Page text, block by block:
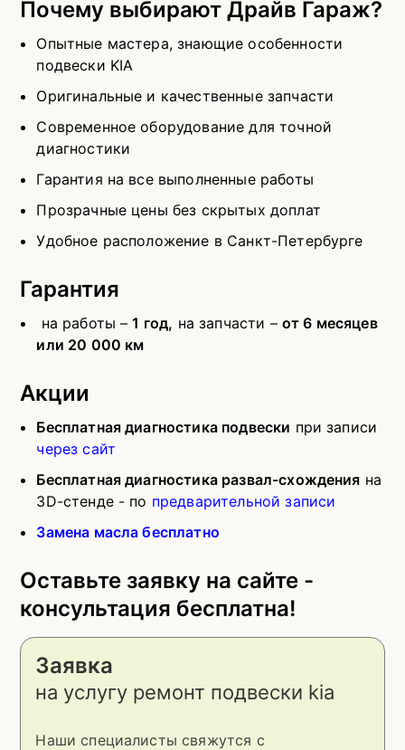
Заявка
на услугу ремонт подвески kia
Наши специалисты свяжутся с
Почему выбирают Драйв Гараж?
Опытные мастера, знающие особенности
подвески KIA
Оригинальные и качественные запчасти
Современное оборудование для точной
диагностики
Гарантия на все выполненные работы
Прозрачные цены без скрытых доплат
Удобное расположение в Санкт-Петербурге
Гарантия
на работы –1 год, на запчасти – от 6 месяцев
или 20 000 км
Акции
Бесплатная диагностика подвески при записи
через сайт
Бесплатная диагностика развал-схождения на
3D-стенде - по предварительной записи
Замена масла бесплатно
Оставьте заявку на сайте -
консультация бесплатна!